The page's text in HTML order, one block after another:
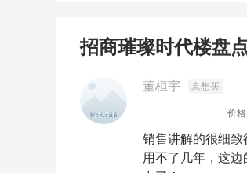
招商璀璨时代楼盘
董桓宇 真想买
价格
销售讲解的很细
用不了几年，这